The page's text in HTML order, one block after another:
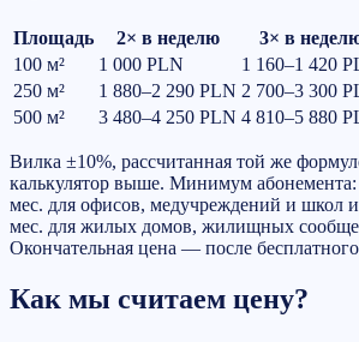
Площадь 2× в неделю 3× в
100 м² 1 000 PLN 1 160–1 420
250 м² 1 880–2 290 PLN 2 700–3 300
500 м² 3 480–4 250 PLN 4 810–5 880
Вилка ±10%, рассчитанная той же
калькулятор выше. Минимум
мес. для офисов, медучреждений и школ
мес. для жилых домов, жилищных
Окончательная цена — после
Как мы считаем цену?